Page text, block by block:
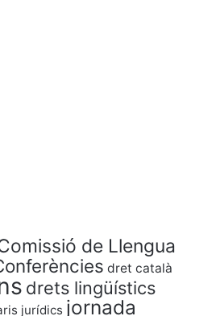
de Llengua
dret català
drets lingüístics
jurídics jornada